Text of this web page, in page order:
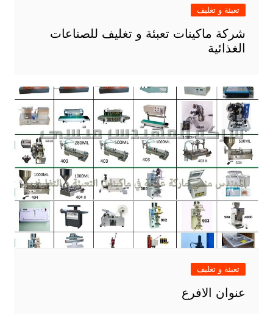
تعبئة و تغليف
شركة ماكينات تعبئة و تغليف للصناعات
الغذائية
تعبئة و تغليف
عنوان الافرع